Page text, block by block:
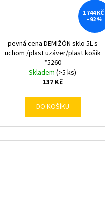
1 744 KČ
–92 %
pevná cena DEMIŽÓN sklo 5L s
uchom /plast uzáver/plast košík
*5260
Skladem(>5 ks)
137 Kč
DO KOŠÍKU